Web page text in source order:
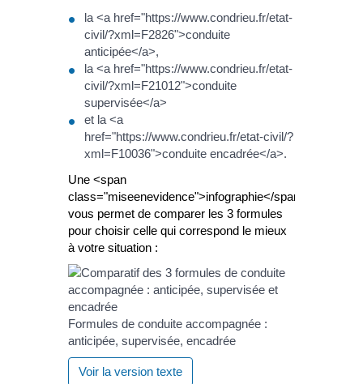
la <a href="https://www.condrieu.fr/etat-
civil/?xml=F2826">conduite
anticipée</a>,
la <a href="https://www.condrieu.fr/etat-
civil/?xml=F21012">conduite
supervisée</a>
et la <a
href="https://www.condrieu.fr/etat-civil/?
xml=F10036">conduite encadrée</a>.
Une <span
class="miseenevidence">infographie</span>
vous permet de comparer les 3 formules
pour choisir celle qui correspond le mieux
à votre situation :
Formules de conduite accompagnée :
anticipée, supervisée, encadrée
Voir la version texte